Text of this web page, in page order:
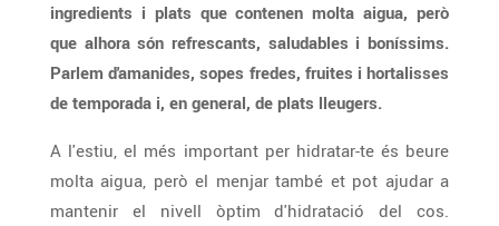
ingredients i plats que contenen molta aigua, però
que alhora són refrescants, saludables i boníssims.
Parlem d'amanides, sopes fredes, fruites i hortalisses
de temporada i, en general, de plats lleugers.
A l'estiu, el més important per hidratar-te és beure
molta aigua, però el menjar també et pot ajudar a
mantenir el nivell òptim d'hidratació del cos.